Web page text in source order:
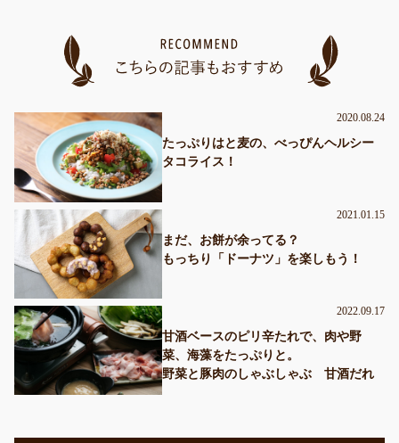
2020.08.24
たっぷりはと麦の、べっぴんヘルシー
タコライス！
2021.01.15
まだ、お餅が余ってる？
もっちり「ドーナツ」を楽しもう！
2022.09.17
甘酒ベースのピリ辛たれで、肉や野
菜、海藻をたっぷりと。
野菜と豚肉のしゃぶしゃぶ 甘酒だれ